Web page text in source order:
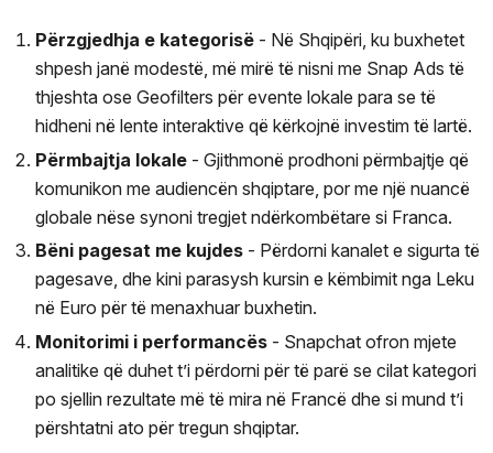
Përzgjedhja e kategorisë - Në Shqipëri, ku buxhetet
shpesh janë modestë, më mirë të nisni me Snap Ads të
thjeshta ose Geofilters për evente lokale para se të
hidheni në lente interaktive që kërkojnë investim të lartë.
Përmbajtja lokale - Gjithmonë prodhoni përmbajtje që
komunikon me audiencën shqiptare, por me një nuancë
globale nëse synoni tregjet ndërkombëtare si Franca.
Bëni pagesat me kujdes - Përdorni kanalet e sigurta të
pagesave, dhe kini parasysh kursin e këmbimit nga Leku
në Euro për të menaxhuar buxhetin.
Monitorimi i performancës - Snapchat ofron mjete
analitike që duhet t’i përdorni për të parë se cilat kategori
po sjellin rezultate më të mira në Francë dhe si mund t’i
përshtatni ato për tregun shqiptar.